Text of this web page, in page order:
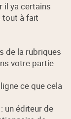
il ya certains
tout à fait
de la rubriques
votre partie
ce que cela
un éditeur de